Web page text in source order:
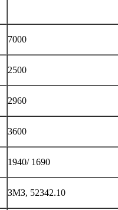
7000
2500
2960
3600
1940/ 1690
ЗМЗ, 52342.10